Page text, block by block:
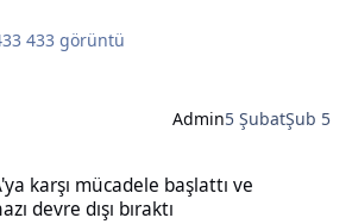
433 görüntü
Admin5 ŞubatŞub 5
karşı mücadele başlattı ve
devre dışı bıraktı